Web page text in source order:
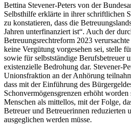
Bettina Stevener-Peters von der
Selbsthilfe erklärte in ihrer schriftlichen
zu konstatieren, dass die
Jahren unterfinanziert ist“. Auch der
Betreuungsrechtreform 2023
keine Vergütung vorgesehen sei, stelle
sowie für selbstständige Berufsbetreuer
existenzielle Bedrohung dar. Stevener-
Unionsfraktion an der Anhörung
dass mit der Einführung des
Schonvermögensgrenzen erhöht
Menschen als mittellos, mit der Folge,
Betreuer und Betreuerinnen reduzierten
ausgeglichen werden müsse.